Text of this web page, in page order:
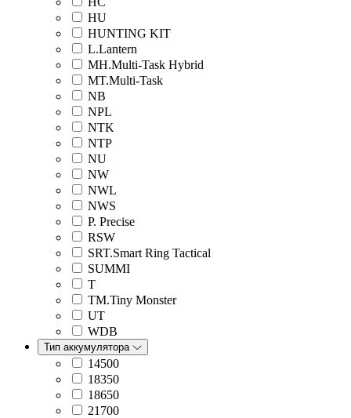
HU
HUNTING KIT
L.Lantern
MH.Multi-Task Hybrid
MT.Multi-Task
NB
NPL
NTK
NTP
NU
NW
NWL
NWS
P. Precise
RSW
SRT.Smart Ring Tactical
SUMMI
T
TM.Tiny Monster
UT
WDB
Тип аккумулятора
14500
18350
18650
21700